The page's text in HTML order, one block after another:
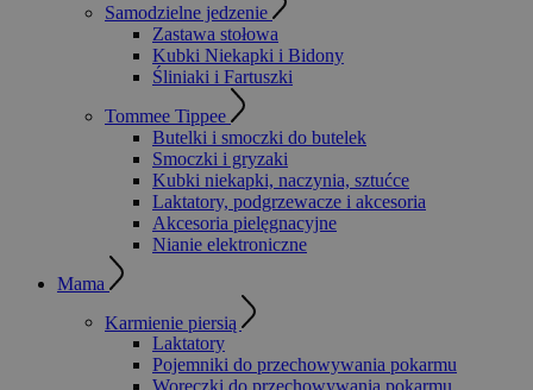
Samodzielne jedzenie
Zastawa stołowa
Kubki Niekapki i Bidony
Śliniaki i Fartuszki
Tommee Tippee
Butelki i smoczki do butelek
Smoczki i gryzaki
Kubki niekapki, naczynia, sztućce
Laktatory, podgrzewacze i akcesoria
Akcesoria pielęgnacyjne
Nianie elektroniczne
Mama
Karmienie piersią
Laktatory
Pojemniki do przechowywania pokarmu